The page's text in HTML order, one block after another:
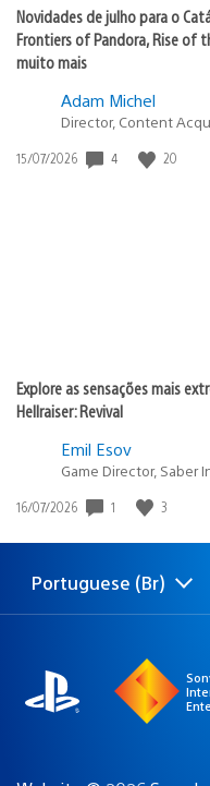
Novidades de julho para o
Frontiers of Pandora, Rise of
muito mais
Adam Michel
Director, Content
Data
15/07/2026 4 20
Explore as sensações mais
Hellraiser: Revival
Emil Esov
Game Director, Saber
Data
publicação:
16/07/2026 1 3
Selecione
uma
Região
atual:
Portuguese (Br)